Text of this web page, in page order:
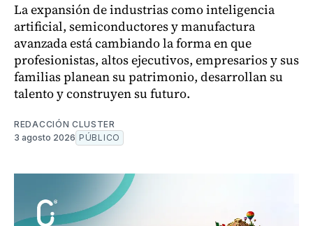
La expansión de industrias como inteligencia
artificial, semiconductores y manufactura
avanzada está cambiando la forma en que
profesionistas, altos ejecutivos, empresarios y sus
familias planean su patrimonio, desarrollan su
talento y construyen su futuro.
REDACCIÓN CLUSTER
3 agosto 2026 PÚBLICO